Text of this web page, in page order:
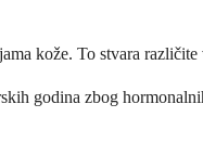
kože. To stvara
godina zbog